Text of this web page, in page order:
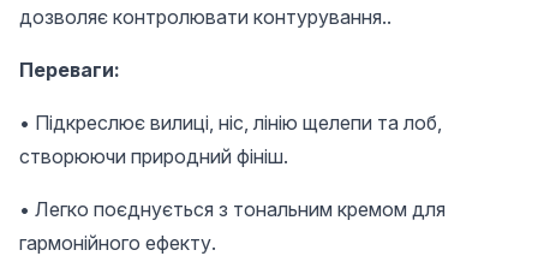
дозволяє контролювати контурування..
Переваги:
• Підкреслює вилиці, ніс, лінію щелепи та лоб,
створюючи природний фініш.
• Легко поєднується з тональним кремом для
гармонійного ефекту.